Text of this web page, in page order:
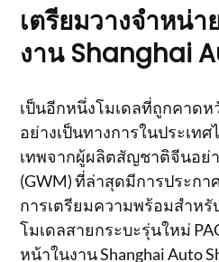
เตรียมวางจำหน่
งาน Shanghai
เป็นอีกหนึ่งโมเดลที่ถูกคาดห
อย่างเป็นทางการในประเท
เทพจากผู้ผลิตสัญชาติจีนอย่า
(GWM) ที่ล่าสุดมีการประกา
การเตรียมความพร้อมสำหรั
โมเดลสายกระบะรุ่นใหม่
หน้าในงาน Shanghai Auto